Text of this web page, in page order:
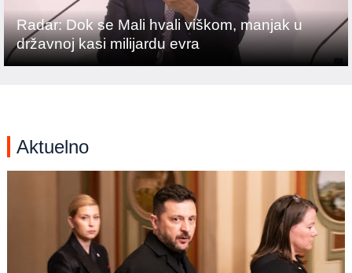
Radar: Dok se Mali hvali viškom, manjak u
državnoj kasi milijardu evra
Aktuelno